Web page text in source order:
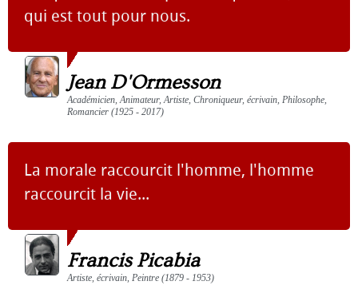
qui est tout pour nous.
Jean D'Ormesson
Académicien, Animateur, Artiste, Chroniqueur, écrivain, Philosophe,
Romancier (1925 - 2017)
La morale raccourcit l'homme, l'homme
raccourcit la vie...
Francis Picabia
Artiste, écrivain, Peintre (1879 - 1953)